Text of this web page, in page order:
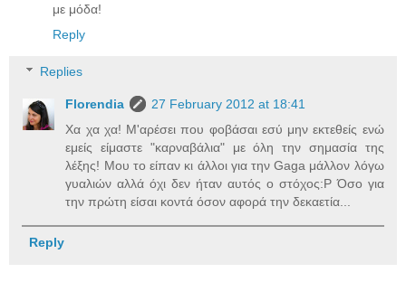
με μόδα!
Reply
Replies
Florendia
27 February 2012 at 18:41
Χα χα χα! Μ'αρέσει που φοβάσαι εσύ μην εκτεθείς ενώ
εμείς είμαστε "καρναβάλια" με όλη την σημασία της
λέξης! Μου το είπαν κι άλλοι για την Gaga μάλλον λόγω
γυαλιών αλλά όχι δεν ήταν αυτός ο στόχος:P Όσο για
την πρώτη είσαι κοντά όσον αφορά την δεκαετία...
Reply